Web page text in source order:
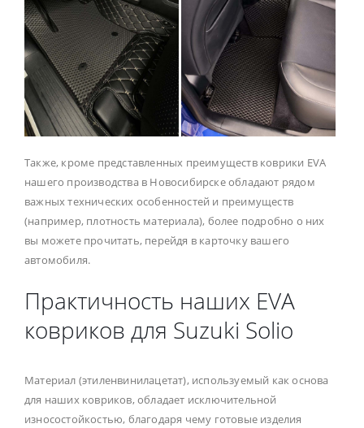
Также, кроме представленных преимуществ коврики EVA
нашего производства в Новосибирске обладают рядом
важных технических особенностей и преимуществ
(например, плотность материала), более подробно о них
вы можете прочитать, перейдя в карточку вашего
автомобиля.
Практичность наших EVA
ковриков для Suzuki Solio
Материал (этиленвинилацетат), используемый как основа
для наших ковриков, обладает исключительной
износостойкостью, благодаря чему готовые изделия